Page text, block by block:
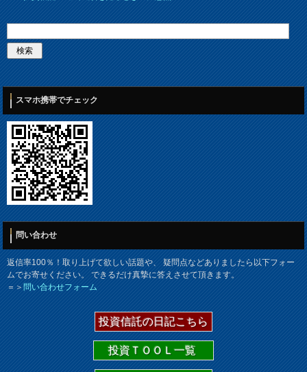
スマホ携帯でチェック
問い合わせ
返信率100％！取り上げて欲しい話題や、 疑問点などありましたら以下フォー
ムでお寄せください。 できるだけ真摯に答えさせて頂きます。
＝＞問い合わせフォーム
投資信託の日記こちら
投資ＴＯＯＬ一覧